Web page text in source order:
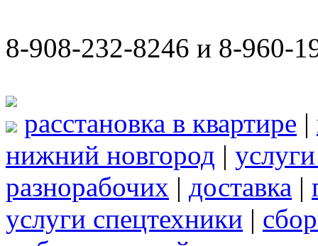
8-908-232-8246 и 8-960-
расстановка в квартире |
нижний новгород |
разнорабочих | доставка |
услуги спецтехники |